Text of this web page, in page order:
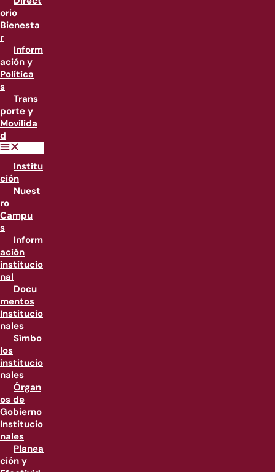
orio
Bienesta
r
Inform
ación y
Política
s
Trans
porte y
Movilida
d
Institu
ción
Nuest
ro
Campu
s
Inform
ación
institucio
nal
Docu
mentos
Institucio
nales
Símbo
los
institucio
nales
Órgan
os de
Gobierno
Institucio
nales
Planea
ción y